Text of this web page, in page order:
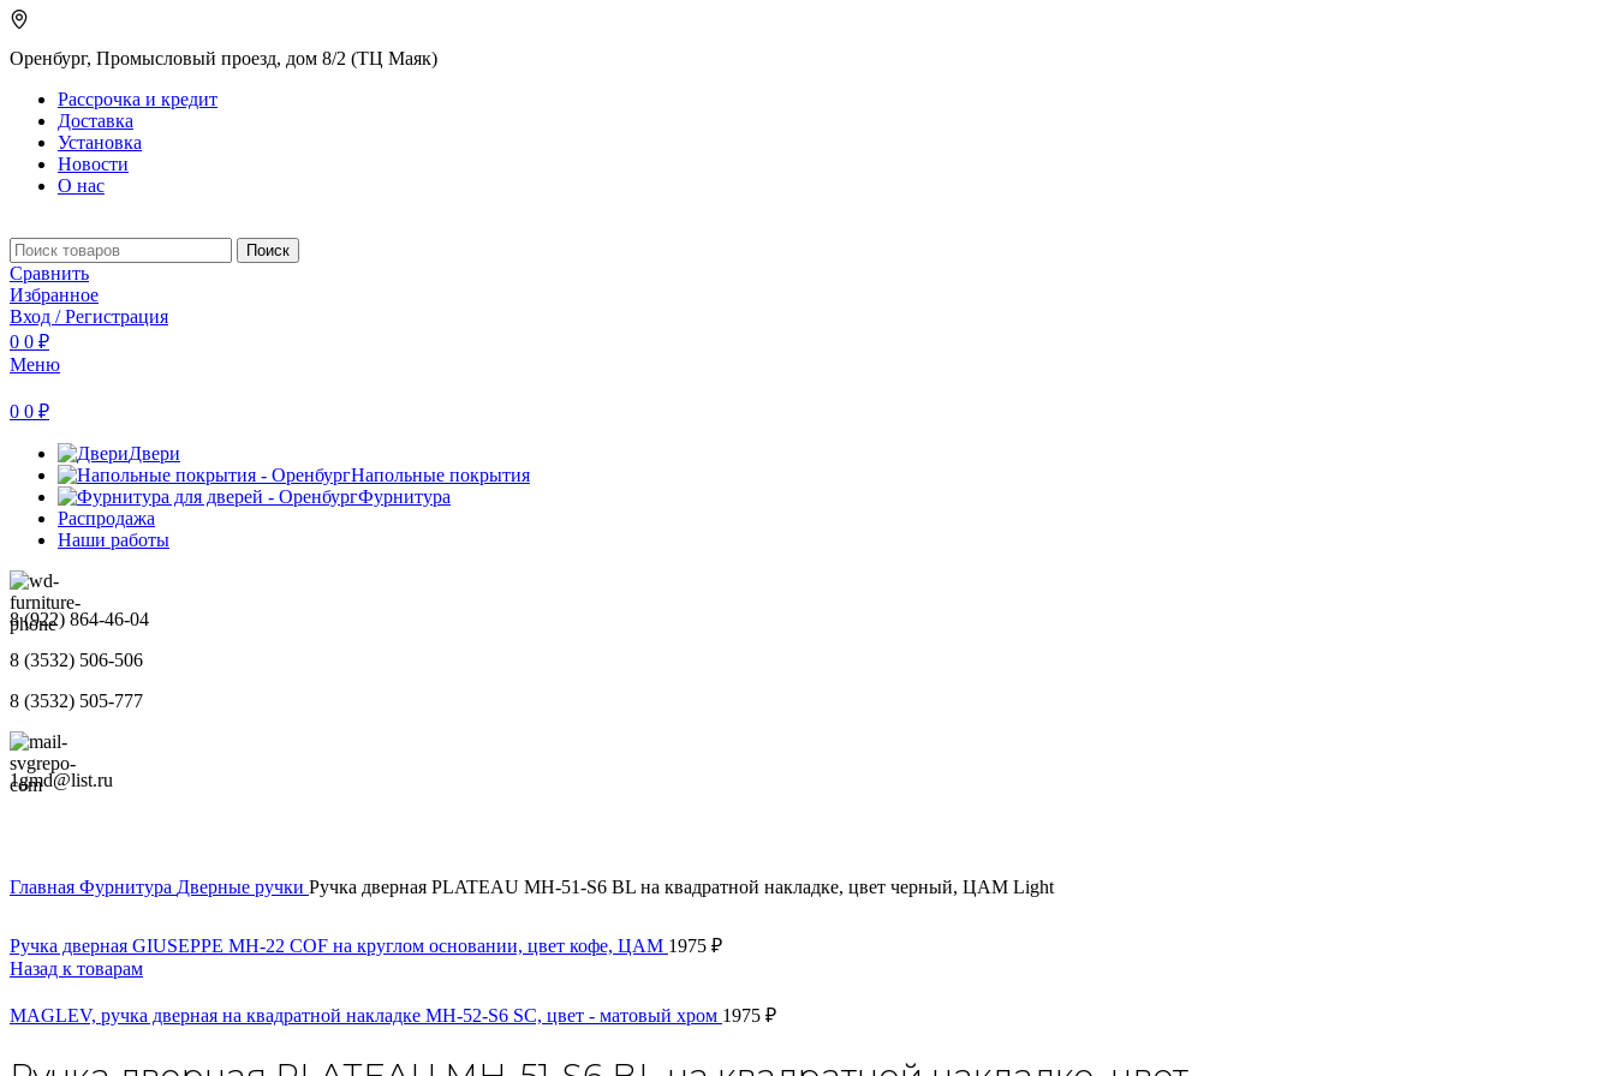
Оренбург, Промысловый проезд, дом 8/2 (ТЦ Маяк)
Рассрочка и кредит
Доставка
Установка
Новости
О нас
Поиск
Сравнить
Избранное
Вход / Регистрация
0 0 ₽
Меню
0 0 ₽
Двери
Напольные покрытия
Фурнитура
Распродажа
Наши работы
8 (922) 864-46-04
8 (3532) 506-506
8 (3532) 505-777
1gmd@list.ru
Главная Фурнитура Дверные ручки Ручка дверная PLATEAU MH-51-S6 BL на квадратной накладке, цвет черный, ЦАМ Light
Ручка дверная GIUSEPPE MH-22 COF на круглом основании, цвет кофе, ЦАМ 1975 ₽
Назад к товарам
MAGLEV, ручка дверная на квадратной накладке MH-52-S6 SC, цвет - матовый хром 1975 ₽